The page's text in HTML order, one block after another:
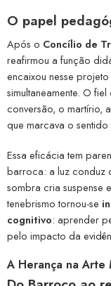
O papel
Após o Concílio de
reafirmou a função
encaixou nesse
simultaneamente. O
conversão, o martírio,
que marcava o
Essa eficácia tem
barroca: a luz conduz
sombra cria suspense
tenebrismo tornou-se
cognitivo: aprender
pelo impacto da
A Herança na Arte